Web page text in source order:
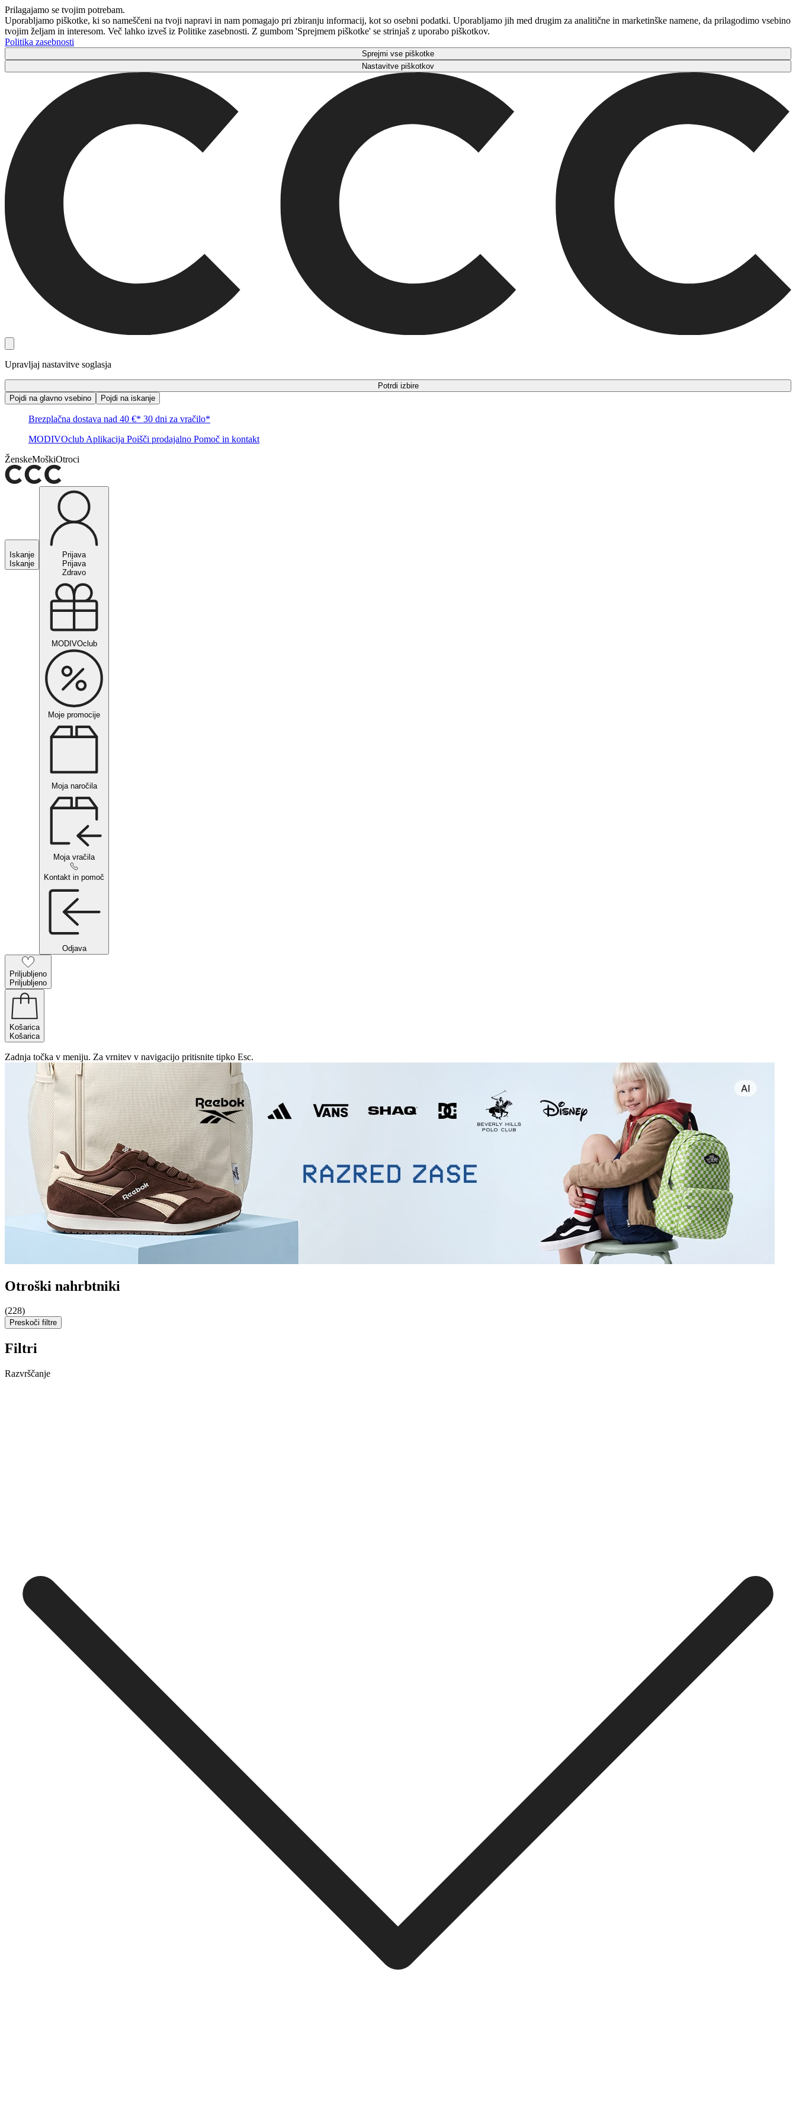
Prilagajamo se tvojim potrebam.
Uporabljamo piškotke, ki so nameščeni na tvoji napravi in ​​nam pomagajo pri zbiranju informacij, kot so osebni podatki. Uporabljamo jih med drugim za analitične in marketinške namene, da prilagodimo vsebino
tvojim željam in interesom. Več lahko izveš iz Politike zasebnosti. Z gumbom 'Sprejmem piškotke' se strinjaš z uporabo piškotkov.
Politika zasebnosti
Sprejmi vse piškotke
Nastavitve piškotkov
Upravljaj nastavitve soglasja
Potrdi izbire
Pojdi na glavno vsebino
Pojdi na iskanje
Brezplačna dostava nad 40 €* 30 dni za vračilo*
MODIVOclub Aplikacija Poišči prodajalno Pomoč in kontakt
ŽenskeMoškiOtroci
Iskanje
Iskanje
Prijava
Prijava
Zdravo
MODIVOclub
Moje promocije
Moja naročila
Moja vračila
Kontakt in pomoč
Odjava
Priljubljeno
Priljubljeno
Košarica
Košarica
Zadnja točka v meniju. Za vrnitev v navigacijo pritisnite tipko Esc.
Otroški nahrbtniki
(228)
Preskoči filtre
Filtri
Razvrščanje